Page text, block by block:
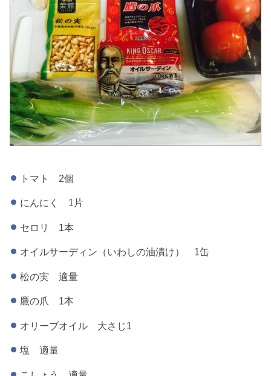
トマト 2個
にんにく 1片
セロリ 1本
オイルサーディン（いわしの油漬け） 1缶
松の実 適量
鷹の爪 1本
オリーブオイル 大さじ1
塩 適量